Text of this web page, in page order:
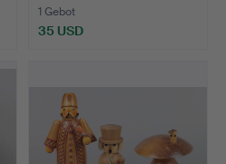
1 Gebot
35 USD